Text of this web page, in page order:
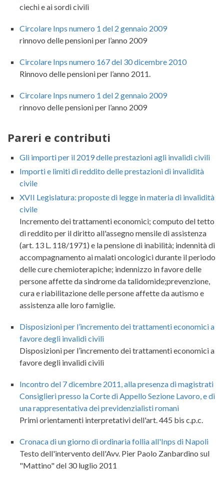
ciechi e ai sordi civili
Circolare Inps numero 1 del 2 gennaio 2009
rinnovo delle pensioni per l’anno 2009
Circolare Inps numero 167 del 30 dicembre 2010
Rinnovo delle pensioni per l’anno 2011.
Circolare Inps numero 1 del 2 gennaio 2009
rinnovo delle pensioni per l’anno 2009
Pareri e contributi
Gli importi per il 2019 delle prestazioni agli invalidi civili
Importi e limiti di reddito delle prestazioni di invalidità
civile
XVII Legislatura: proposte di legge in materia di invalidità
civile
Incremento dei trattamenti economici; computo del tetto
di reddito per il diritto all'assegno mensile di assistenza
(art. 13 L. 118/1971) e la pensione di inabilità; indennità di
accompagnamento ai malati oncologici durante il periodo
delle cure chemioterapiche; indennizzo in favore delle
persone affette da sindrome da talidomide;prevenzione,
cura e riabilitazione delle persone affette da autismo e
assistenza alle loro famiglie.
Disposizioni per l’incremento dei trattamenti economici a
favore degli invalidi civili
Disposizioni per l’incremento dei trattamenti economici a
favore degli invalidi civili
Incontro del 7 dicembre 2011, alla presenza di magistrati
Consiglieri presso la Corte di Appello Sezione Lavoro, e di
una rappresentativa dei previdenzialisti romani
Primi orientamenti interpretativi dell'art. 445 bis c.p.c.
Cronaca di un giorno di ordinaria follia all'Inps di Napoli
Testo dell'intervento dell'Avv. Pier Paolo Zanbardino sul
"Mattino" del 30 luglio 2011